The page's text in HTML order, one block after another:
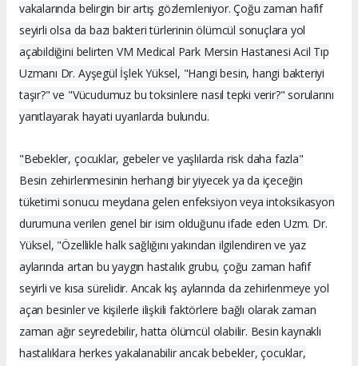
vakalarında belirgin bir artış gözlemleniyor. Çoğu zaman hafif
seyirli olsa da bazı bakteri türlerinin ölümcül sonuçlara yol
açabildiğini belirten VM Medical Park Mersin Hastanesi Acil Tıp
Uzmanı Dr. Ayşegül İşlek Yüksel, "Hangi besin, hangi bakteriyi
taşır?" ve "Vücudumuz bu toksinlere nasıl tepki verir?" sorularını
yanıtlayarak hayati uyarılarda bulundu.
"Bebekler, çocuklar, gebeler ve yaşlılarda risk daha fazla"
Besin zehirlenmesinin herhangi bir yiyecek ya da içeceğin
tüketimi sonucu meydana gelen enfeksiyon veya intoksikasyon
durumuna verilen genel bir isim olduğunu ifade eden Uzm. Dr.
Yüksel, "Özellikle halk sağlığını yakından ilgilendiren ve yaz
aylarında artan bu yaygın hastalık grubu, çoğu zaman hafif
seyirli ve kısa sürelidir. Ancak kış aylarında da zehirlenmeye yol
açan besinler ve kişilerle ilişkili faktörlere bağlı olarak zaman
zaman ağır seyredebilir, hatta ölümcül olabilir. Besin kaynaklı
hastalıklara herkes yakalanabilir ancak bebekler, çocuklar,